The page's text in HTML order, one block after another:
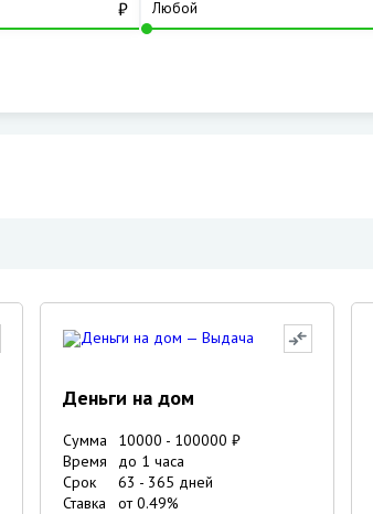
₽
Деньги на дом
Сумма 10000 - 100000 ₽
Время
до 1 часа
Срок
63 - 365 дней
Ставка
от0.49%